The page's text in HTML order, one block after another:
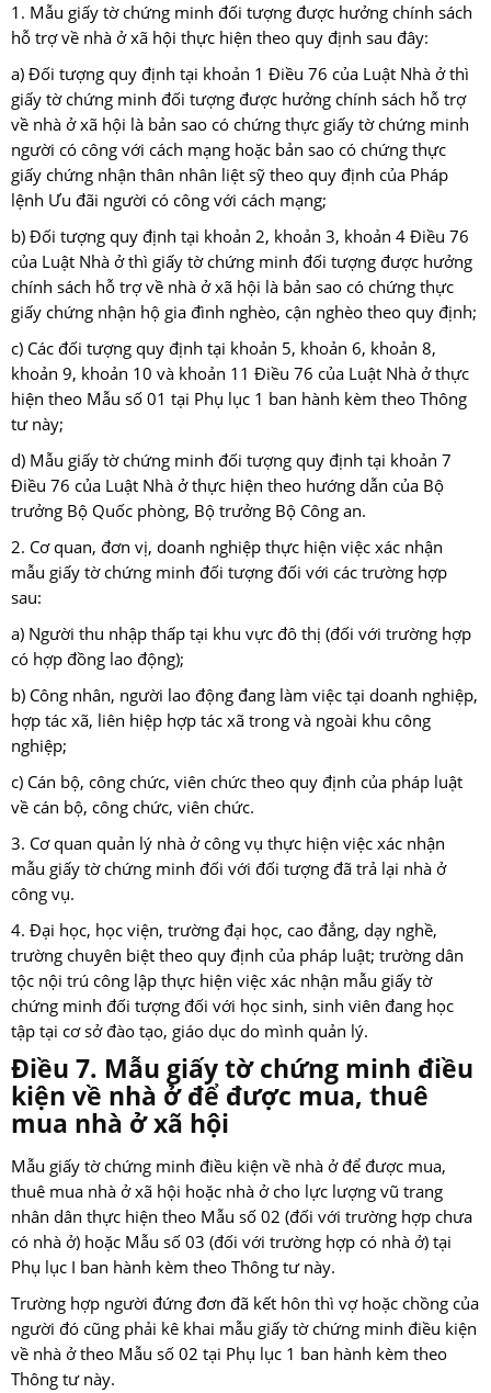
1. Mẫu giấy tờ chứng minh đối tượng được hưởng chính sách
hỗ trợ về nhà ở xã hội thực hiện theo quy định sau đây:
a) Đối tượng quy định tại khoản 1 Điều 76 của Luật Nhà ở thì
giấy tờ chứng minh đối tượng được hưởng chính sách hỗ trợ
về nhà ở xã hội là bản sao có chứng thực giấy tờ chứng minh
người có công với cách mạng hoặc bản sao có chứng thực
giấy chứng nhận thân nhân liệt sỹ theo quy định của Pháp
lệnh Ưu đãi người có công với cách mạng;
b) Đối tượng quy định tại khoản 2, khoản 3, khoản 4 Điều 76
của Luật Nhà ở thì giấy tờ chứng minh đối tượng được hưởng
chính sách hỗ trợ về nhà ở xã hội là bản sao có chứng thực
giấy chứng nhận hộ gia đình nghèo, cận nghèo theo quy định;
c) Các đối tượng quy định tại khoản 5, khoản 6, khoản 8,
khoản 9, khoản 10 và khoản 11 Điều 76 của Luật Nhà ở thực
hiện theo Mẫu số 01 tại Phụ lục 1 ban hành kèm theo Thông
tư này;
d) Mẫu giấy tờ chứng minh đối tượng quy định tại khoản 7
Điều 76 của Luật Nhà ở thực hiện theo hướng dẫn của Bộ
trưởng Bộ Quốc phòng, Bộ trưởng Bộ Công an.
2. Cơ quan, đơn vị, doanh nghiệp thực hiện việc xác nhận
mẫu giấy tờ chứng minh đối tượng đối với các trường hợp
sau:
a) Người thu nhập thấp tại khu vực đô thị (đối với trường hợp
có hợp đồng lao động);
b) Công nhân, người lao động đang làm việc tại doanh nghiệp,
hợp tác xã, liên hiệp hợp tác xã trong và ngoài khu công
nghiệp;
c) Cán bộ, công chức, viên chức theo quy định của pháp luật
về cán bộ, công chức, viên chức.
3. Cơ quan quản lý nhà ở công vụ thực hiện việc xác nhận
mẫu giấy tờ chứng minh đối với đối tượng đã trả lại nhà ở
công vụ.
4. Đại học, học viện, trường đại học, cao đẳng, dạy nghề,
trường chuyên biệt theo quy định của pháp luật; trường dân
tộc nội trú công lập thực hiện việc xác nhận mẫu giấy tờ
chứng minh đối tượng đối với học sinh, sinh viên đang học
tập tại cơ sở đào tạo, giáo dục do mình quản lý.
Điều 7. Mẫu giấy tờ chứng minh điều
kiện về nhà ở để được mua, thuê
mua nhà ở xã hội
Mẫu giấy tờ chứng minh điều kiện về nhà ở để được mua,
thuê mua nhà ở xã hội hoặc nhà ở cho lực lượng vũ trang
nhân dân thực hiện theo Mẫu số 02 (đối với trường hợp chưa
có nhà ở) hoặc Mẫu số 03 (đối với trường hợp có nhà ở) tại
Phụ lục I ban hành kèm theo Thông tư này.
Trường hợp người đứng đơn đã kết hôn thì vợ hoặc chồng của
người đó cũng phải kê khai mẫu giấy tờ chứng minh điều kiện
về nhà ở theo Mẫu số 02 tại Phụ lục 1 ban hành kèm theo
Thông tư này.